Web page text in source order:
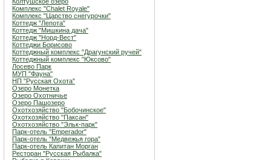
Комплекс "Chalet Royale"
Комплекс "Царство снегурочки"
Коттедж "Лепота"
Коттедж "Мишкина дача"
Коттедж "Норд-Вест"
Коттеджи Борисово
Коттеджный комплекс "Драгунский ручей"
Коттеджный комплекс "Юксово"
Лосево Парк
МУП "Фауна"
НП "Русская Охота"
Озеро Монетка
Озеро Охотничье
Озеро Пашозеро
Охотхозяйство "Бобочинское"
Охотхозяйство "Паксан"
Охотхозяйство "Эльк-парк"
Парк-отель "Emperador"
Парк-отель "Медвежья гора"
Парк-отель Капитан Морган
Ресторан "Русская Рыбалка"